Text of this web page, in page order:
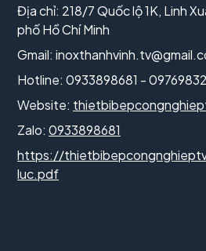
Địa chỉ: 218/7 Quốc lộ 1K, Linh
phố Hồ Chí Minh
Gmail:
Hotline: 0933898681 -
Website:
Zalo: 0933898681
https://
luc.pdf